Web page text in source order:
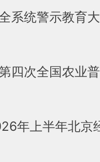
系统警示教育
四次全国农业